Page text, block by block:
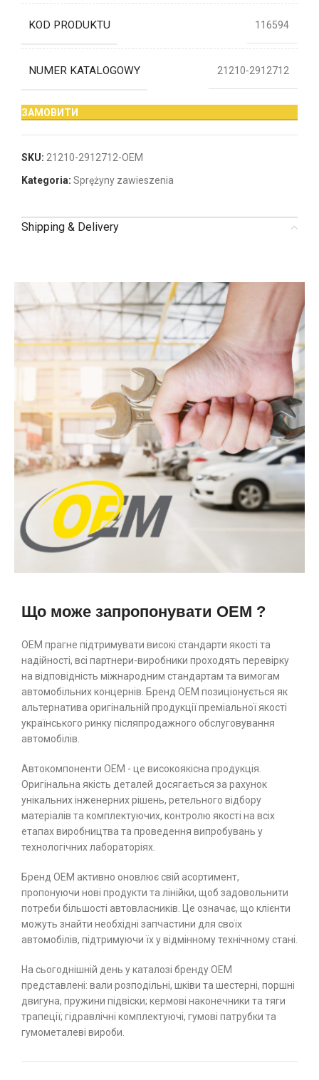
KOD PRODUKTU 116594
NUMER KATALOGOWY 21210-2912712
ЗАМОВИТИ
SKU: 21210-2912712-OEM
Kategoria: Sprężyny zawieszenia
Shipping & Delivery
Що може запропонувати OEM ?
ОЕМ прагне підтримувати високі стандарти якості та
надійності, всі партнери-виробники проходять перевірку
на відповідність міжнародним стандартам та вимогам
автомобільних концернів. Бренд ОЕМ позиціонується як
альтернатива оригінальній продукції преміальної якості
українського ринку післяпродажного обслуговування
автомобілів.
Автокомпоненти ОЕМ - це високоякісна продукція.
Оригінальна якість деталей досягається за рахунок
унікальних інженерних рішень, ретельного відбору
матеріалів та комплектуючих, контролю якості на всіх
етапах виробництва та проведення випробувань у
технологічних лабораторіях.
Бренд ОЕМ активно оновлює свій асортимент,
пропонуючи нові продукти та лінійки, щоб задовольнити
потреби більшості автовласників. Це означає, що клієнти
можуть знайти необхідні запчастини для своїх
автомобілів, підтримуючи їх у відмінному технічному стані.
На сьогоднішній день у каталозі бренду ОЕМ
представлені: вали розподільні, шківи та шестерні, поршні
двигуна, пружини підвіски; кермові наконечники та тяги
трапеції; гідравлічні комплектуючі, гумові патрубки та
гумометалеві вироби.